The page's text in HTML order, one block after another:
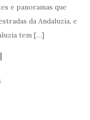
e panoramas que
da Andaluzia, e
tem […]